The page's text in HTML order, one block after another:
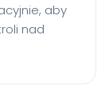
aby
nad